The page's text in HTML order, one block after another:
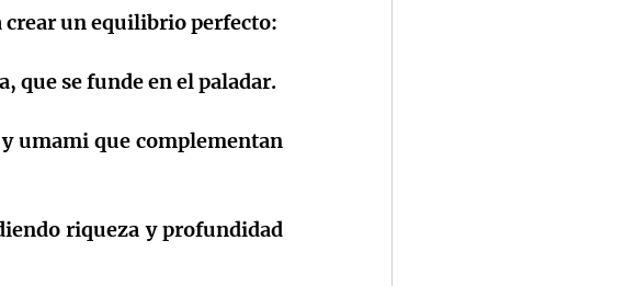
crear un equilibrio perfecto:
que se funde en el paladar.
umami que complementan
riqueza y profundidad